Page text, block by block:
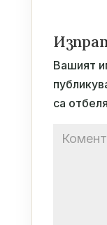
Вашият
са